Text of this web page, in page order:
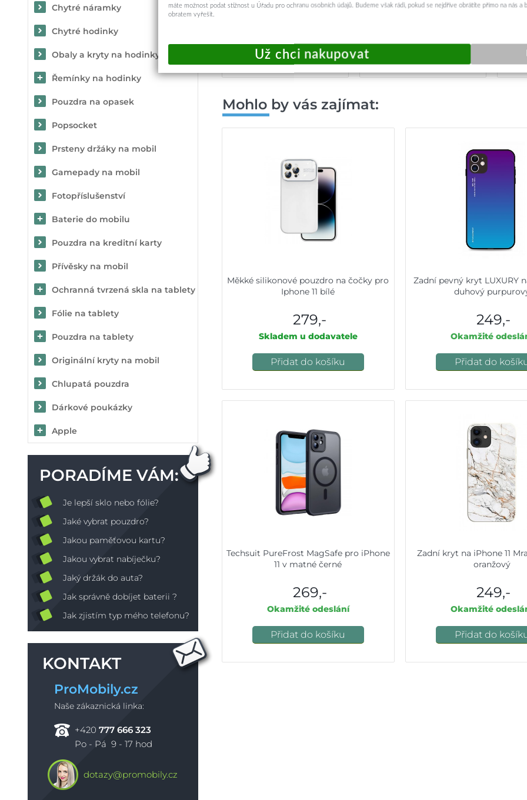
Chytré náramky
Chytré hodinky
Obaly a kryty na hodinky
Řemínky na hodinky
Pouzdra na opasek
Popsocket
Prsteny držáky na mobil
Gamepady na mobil
Fotopříslušenství
Baterie do mobilu
Pouzdra na kreditní karty
Přívěsky na mobil
Ochranná tvrzená skla na tablety
Fólie na tablety
Pouzdra na tablety
Originální kryty na mobil
Chlupatá pouzdra
Dárkové poukázky
Apple
PORADÍME VÁM:
Je lepší sklo nebo fólie?
Jaké vybrat pouzdro?
Jakou paměťovou kartu?
Jakou vybrat nabíječku?
Jaký držák do auta?
Jak správně dobíjet baterii ?
Jak zjistím typ mého telefonu?
KONTAKT
ProMobily.cz
Naše zákaznická linka:
+420 777 666 323
Po - Pá 9 - 17 hod
dotazy@promobily.cz
Přidat do košíku
Mohlo by vás zajímat:
Měkké silikonové pouzdro na čočky pro
Iphone 11 bílé
279,-
Skladem u dodavatele
Přidat do košíku
Zadní pevný kryt LUXURY
duhový
249,-
Okamžité
Přidat do
Techsuit PureFrost MagSafe pro iPhone
11 v matné černé
269,-
Okamžité odeslání
Přidat do košíku
Zadní kryt na iPhone 11
oranžový
249,-
Okamžité
Přidat do
máte možnost podat stížnost u Úřadu pro ochranu osobních údajů. Budeme však rádi, pokud se nejdříve obrátíte přímo na nás a
obratem vyřešit.